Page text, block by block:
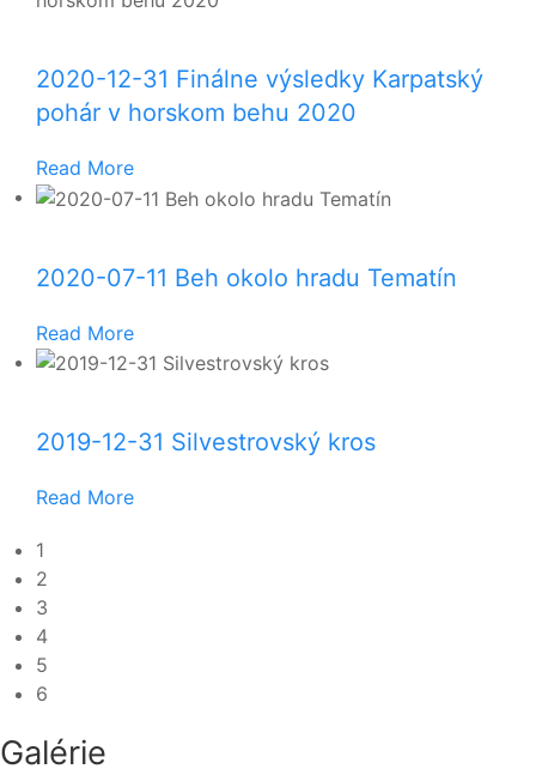
2020-12-31 Finálne výsledky Karpatský
pohár v horskom behu 2020
Read More
2020-07-11 Beh okolo hradu Tematín
Read More
2019-12-31 Silvestrovský kros
Read More
1
2
3
4
5
6
Galérie